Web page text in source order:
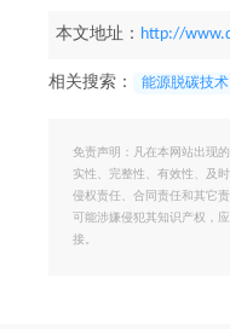
本文地址： http://
相关搜索： 能源脱碳技术
免责声明：凡在本网站出现
实性、完整性、有效性、及
侵权责任、合同责任和其它
可能涉嫌侵犯其知识产权，
接。